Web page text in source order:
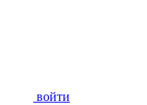
войти